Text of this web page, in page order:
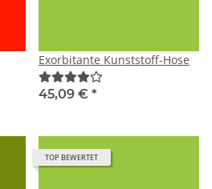
Exorbitante Kunststoff-Hose
45,09 € *
TOP BEWERTET